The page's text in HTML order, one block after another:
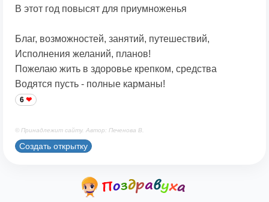
В этот год повысят для приумноженья
Благ, возможностей, занятий, путешествий,
Исполнения желаний, планов!
Пожелаю жить в здоровье крепком, средства
Водятся пусть - полные карманы!
6
© Принадлежит сайту. Автор: Печенова В.
Создать открытку